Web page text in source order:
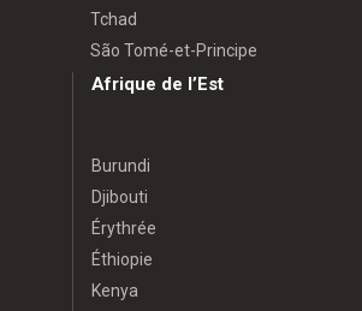
Tchad
São Tomé-et-Principe
Afrique de l’Est
Burundi
Djibouti
Érythrée
Éthiopie
Kenya